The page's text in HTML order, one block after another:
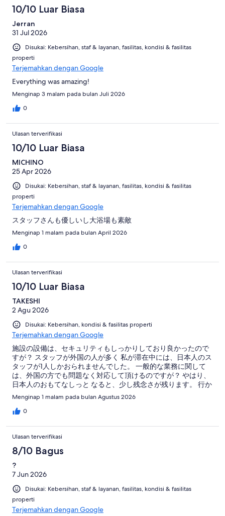
ulasan
10/10 Luar Biasa
Jerran
31 Jul 2026
Disukai: Kebersihan, staf & layanan, fasilitas, kondisi & fasilitas
properti
Terjemahkan dengan Google
Everything was amazing!
Menginap 3 malam pada bulan Juli 2026
0
Ulasan terverifikasi
10/10 Luar Biasa
MICHINO
25 Apr 2026
Disukai: Kebersihan, staf & layanan, fasilitas, kondisi & fasilitas
properti
Terjemahkan dengan Google
スタッフさんも優しいし大浴場も素敵
Menginap 1 malam pada bulan April 2026
0
Ulasan terverifikasi
10/10 Luar Biasa
TAKESHI
2 Agu 2026
Disukai: Kebersihan, kondisi & fasilitas properti
Terjemahkan dengan Google
施設の設備は、セキュリティもしっかりしており良かったので
すが？ スタッフが外国の人が多く 私が滞在中には、日本人のス
タッフが1人しかおられませんでした。 一般的な業務に関して
は、外国の方でも問題なく対応して頂けるのですが？ やはり、
日本人のおもてなしっと なると、少し残念さが残ります。 行か
れる方に、アドバイスをするとすれば、日本人(男性)のスタッフ
に頼み事をする事をお勧めします。 全体的には、大変満足して
おります。
Menginap 1 malam pada bulan Agustus 2026
0
Ulasan terverifikasi
8/10 Bagus
?
7 Jun 2026
Disukai: Kebersihan, staf & layanan, fasilitas, kondisi & fasilitas
properti
Terjemahkan dengan Google